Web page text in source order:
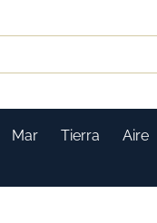
Mar Tierra Aire